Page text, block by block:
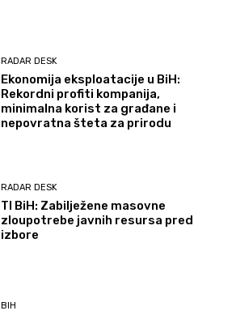
RADAR DESK
Ekonomija eksploatacije u BiH:
Rekordni profiti kompanija,
minimalna korist za građane i
nepovratna šteta za prirodu
RADAR DESK
TI BiH: Zabilježene masovne
zloupotrebe javnih resursa pred
izbore
BIH